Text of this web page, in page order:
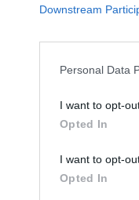
Downstream
Personal Data
I want to opt-
Opted In
I want to opt-
Opted In
25